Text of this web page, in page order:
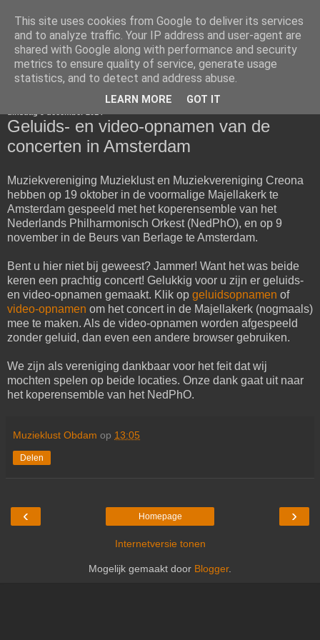
Muzieklust Obdam
Geluids- en video-opnamen van de
concerten in Amsterdam
Muziekvereniging Muzieklust en Muziekvereniging Creona
hebben op 19 oktober in de voormalige Majellakerk te
Amsterdam gespeeld met het koperensemble van het
Nederlands Philharmonisch Orkest (NedPhO), en op 9
november in de Beurs van Berlage te Amsterdam.
Bent u hier niet bij geweest? Jammer! Want het was beide
keren een prachtig concert! Gelukkig voor u zijn er geluids-
en video-opnamen gemaakt. Klik op geluidsopnamen of
video-opnamen om het concert in de Majellakerk (nogmaals)
mee te maken. Als de video-opnamen worden afgespeeld
zonder geluid, dan even een andere browser gebruiken.
We zijn als vereniging dankbaar voor het feit dat wij
mochten spelen op beide locaties. Onze dank gaat uit naar
het koperensemble van het NedPhO.
Muzieklust Obdam op 13:05
Delen
‹ ›
Homepage
Internetversie tonen
Mogelijk gemaakt door Blogger.
This site uses cookies from Google to deliver its services
and to analyze traffic. Your IP address and user-agent are
shared with Google along with performance and security
metrics to ensure quality of service, generate usage
statistics, and to detect and address abuse.
LEARN MORE GOT IT